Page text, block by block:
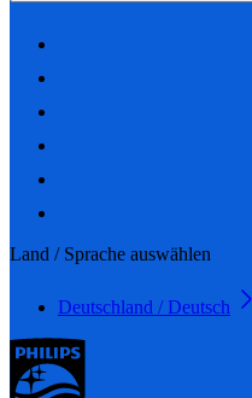
Land / Sprache auswählen
Deutschland / Deutsch